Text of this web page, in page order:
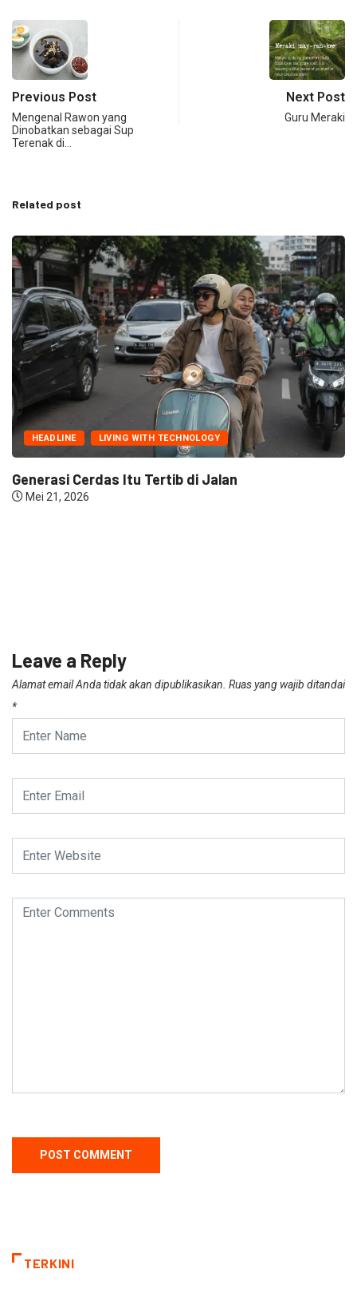
Previous Post
Mengenal Rawon yang
Dinobatkan sebagai Sup
Terenak di…
Next Post
Guru Meraki
Related post
HEADLINE LIVING WITH TECHNOLOGY
Generasi Cerdas Itu Tertib di Jalan
Mei 21, 2026
Leave a Reply
Alamat email Anda tidak akan dipublikasikan. Ruas yang wajib ditandai
*
TERKINI